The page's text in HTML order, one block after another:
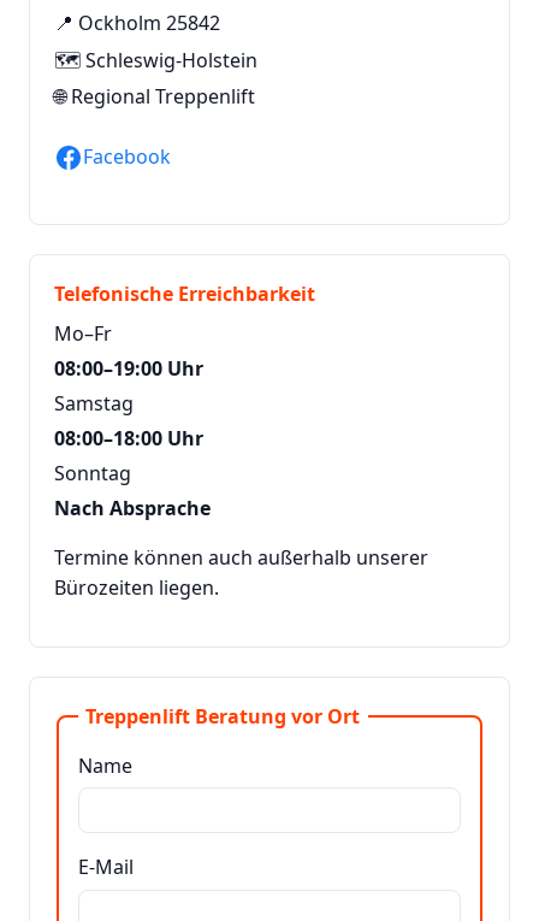
📍 Ockholm 25842
🗺️ Schleswig-Holstein
🌐Regional Treppenlift
Facebook
Telefonische Erreichbarkeit
Mo–Fr
08:00–19:00 Uhr
Samstag
08:00–18:00 Uhr
Sonntag
Nach Absprache
Termine können auch außerhalb unserer
Bürozeiten liegen.
Treppenlift Beratung vor Ort
Name
E-Mail